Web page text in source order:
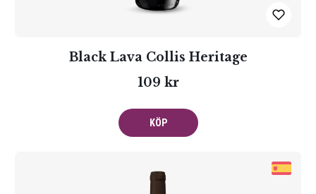
Black Lava Collis Heritage
109 kr
KÖP